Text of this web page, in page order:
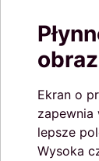
Ekran o
zapewnia
lepsze
Wysoka